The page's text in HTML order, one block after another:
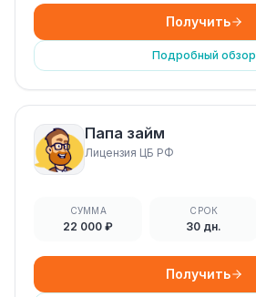
Получить
Подробный обзор
Папа займ
Лицензия ЦБ РФ
СУММА
22 000 ₽
СРОК
30 дн.
Получить